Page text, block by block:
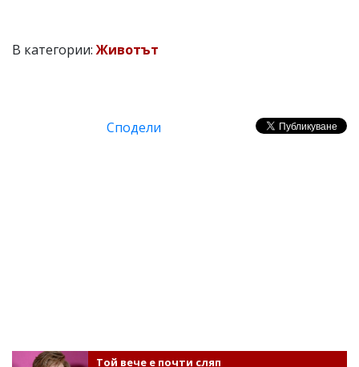
В категории:Животът
Сподели
Той вече е почти сляп